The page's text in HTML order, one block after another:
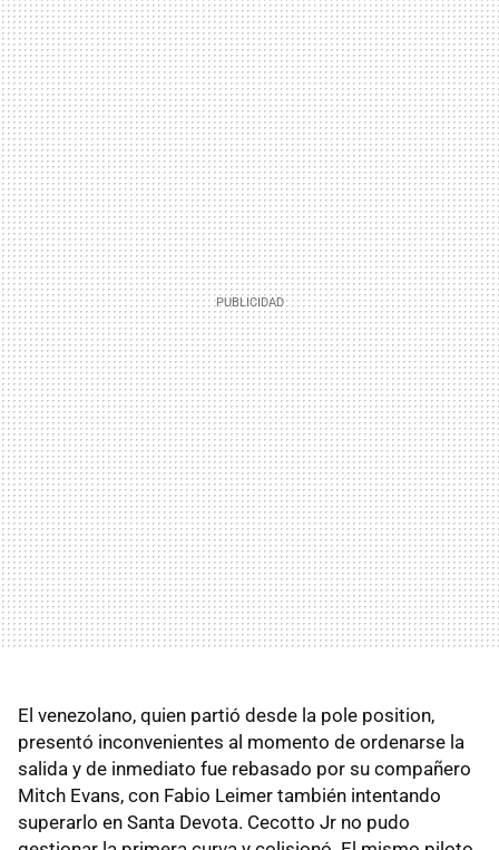
El venezolano, quien partió desde la pole position,
presentó inconvenientes al momento de ordenarse la
salida y de inmediato fue rebasado por su compañero
Mitch Evans, con Fabio Leimer también intentando
superarlo en Santa Devota. Cecotto Jr no pudo